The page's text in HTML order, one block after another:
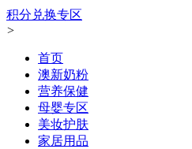
积分兑换专区
>
首页
澳新奶粉
营养保健
母婴专区
美妆护肤
家居用品